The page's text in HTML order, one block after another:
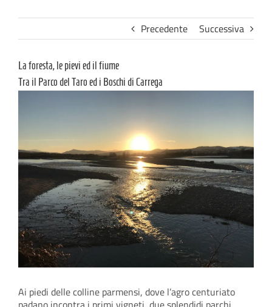
Precedente Successiva
La foresta, le pievi ed il fiume
Tra il Parco del Taro ed i Boschi di Carrega
Ai piedi delle colline parmensi, dove l’agro centuriato